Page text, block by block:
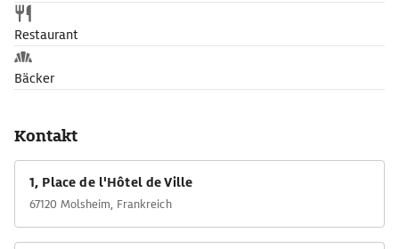
Restaurant
Bäcker
Kontakt
1, Place de l'Hôtel de Ville
67120 Molsheim, Frankreich